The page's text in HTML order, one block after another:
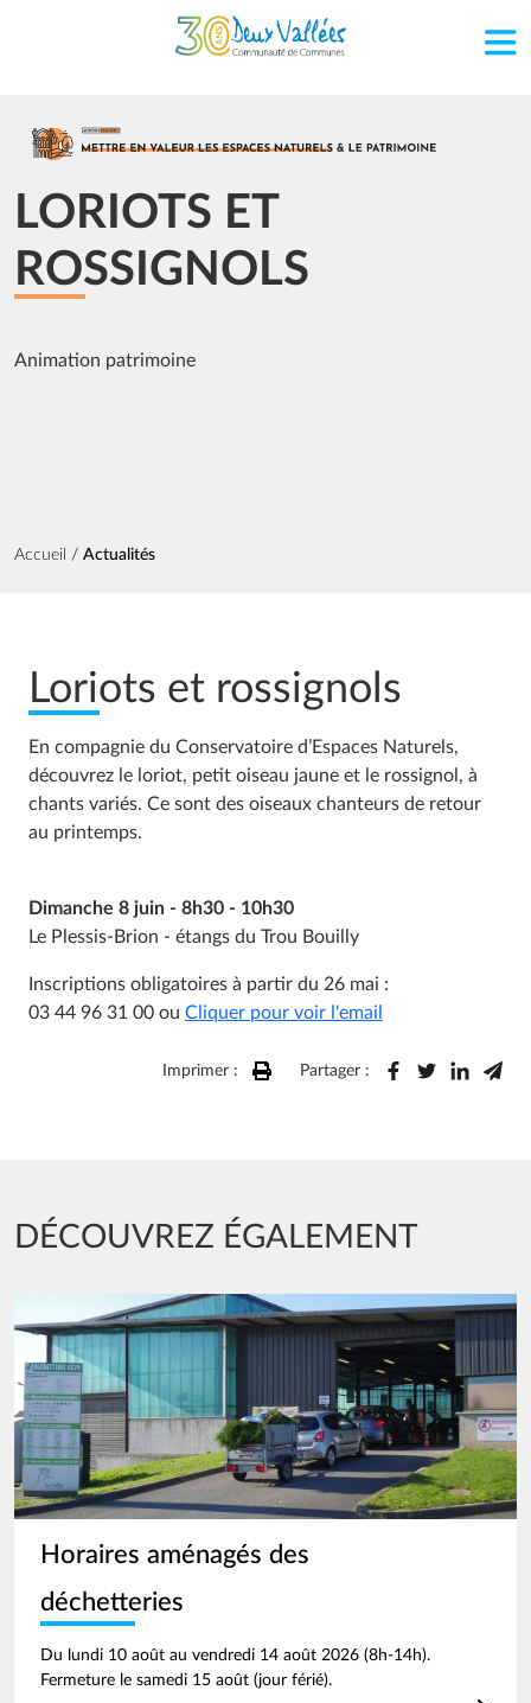
Aller au contenu principal
Image
LORIOTS ET
ROSSIGNOLS
Animation patrimoine
Fil d'Ariane
Accueil Actualités
Loriots et rossignols
En compagnie du Conservatoire d’Espaces Naturels,
découvrez le loriot, petit oiseau jaune et le rossignol, à
chants variés. Ce sont des oiseaux chanteurs de retour
au printemps.
Dimanche 8 juin - 8h30 - 10h30
Le Plessis-Brion - étangs du Trou Bouilly
Inscriptions obligatoires à partir du 26 mai :
03 44 96 31 00 ou Cliquer pour voir l'email
Imprimer : Partager :
DÉCOUVREZ ÉGALEMENT
Horaires aménagés des
déchetteries
Du lundi 10 août au vendredi 14 août 2026 (8h-14h).
Fermeture le samedi 15 août (jour férié).